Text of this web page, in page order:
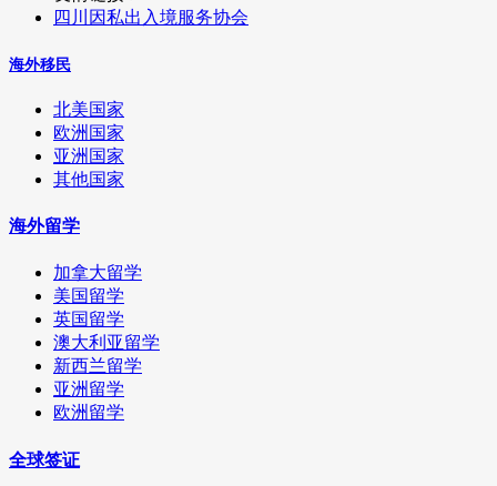
四川因私出入境服务协会
海外移民
北美国家
欧洲国家
亚洲国家
其他国家
海外留学
加拿大留学
美国留学
英国留学
澳大利亚留学
新西兰留学
亚洲留学
欧洲留学
全球签证